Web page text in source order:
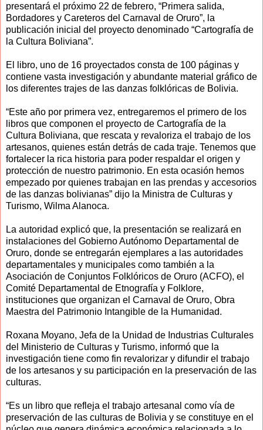
presentará el próximo 22 de febrero, “Primera salida,
Bordadores y Careteros del Carnaval de Oruro”, la
publicación inicial del proyecto denominado “Cartografía de
la Cultura Boliviana”.
El libro, uno de 16 proyectados consta de 100 páginas y
contiene vasta investigación y abundante material gráfico de
los diferentes trajes de las danzas folklóricas de Bolivia.
“Este año por primera vez, entregaremos el primero de los
libros que componen el proyecto de Cartografía de la
Cultura Boliviana, que rescata y revaloriza el trabajo de los
artesanos, quienes están detrás de cada traje. Tenemos que
fortalecer la rica historia para poder respaldar el origen y
protección de nuestro patrimonio. En esta ocasión hemos
empezado por quienes trabajan en las prendas y accesorios
de las danzas bolivianas” dijo la Ministra de Culturas y
Turismo, Wilma Alanoca.
La autoridad explicó que, la presentación se realizará en
instalaciones del Gobierno Autónomo Departamental de
Oruro, donde se entregarán ejemplares a las autoridades
departamentales y municipales como también a la
Asociación de Conjuntos Folklóricos de Oruro (ACFO), el
Comité Departamental de Etnografía y Folklore,
instituciones que organizan el Carnaval de Oruro, Obra
Maestra del Patrimonio Intangible de la Humanidad.
Roxana Moyano, Jefa de la Unidad de Industrias Culturales
del Ministerio de Culturas y Turismo, informó que la
investigación tiene como fin revalorizar y difundir el trabajo
de los artesanos y su participación en la preservación de las
culturas.
“Es un libro que refleja el trabajo artesanal como vía de
preservación de las culturas de Bolivia y se constituye en el